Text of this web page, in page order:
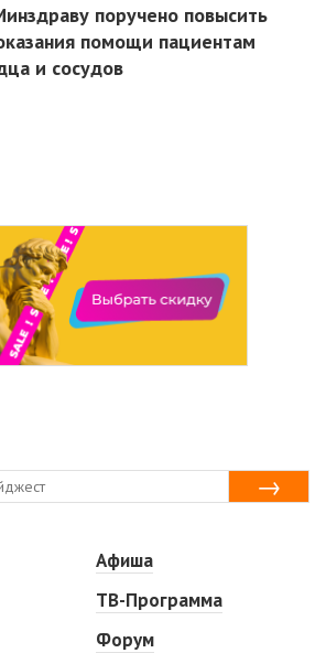
поручено повысить
помощи пациентам
и сосудов
Афиша
ТВ-Программа
Форум